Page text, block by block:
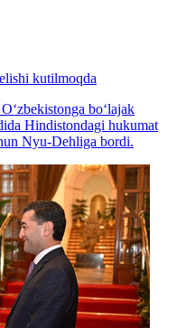
kutilmoqda
bo‘lajak
Hindistondagi hukumat
Nyu-Dehliga bordi.